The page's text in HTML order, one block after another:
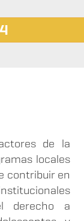
de la
locales
contribuir en
derecho a